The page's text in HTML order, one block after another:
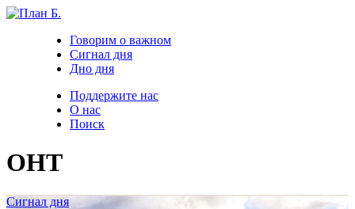
Говорим о важном
Сигнал дня
Дно дня
Поддержите нас
О нас
Поиск
ОНТ
Сигнал дня